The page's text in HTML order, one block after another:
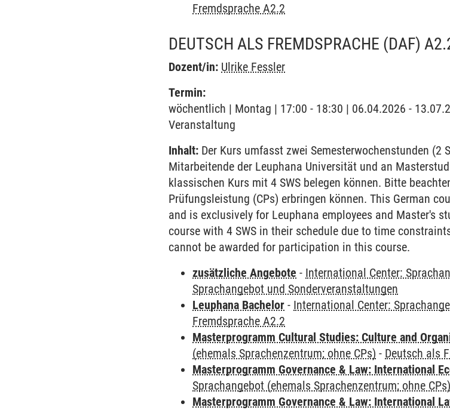
Fremdsprache A2.2
DEUTSCH ALS FREMDSPRACHE (DAF)
Dozent/in: Ulrike Fessler
Termin:
wöchentlich | Montag | 17:00 - 18:30 | 06.04.2026 -
Veranstaltung
Inhalt: Der Kurs umfasst zwei Semesterwochenstunden
Mitarbeitende der Leuphana Universität und an
klassischen Kurs mit 4 SWS belegen können. Bitte
Prüfungsleistung (CPs) erbringen können. This German
and is exclusively for Leuphana employees and Master's
course with 4 SWS in their schedule due to time
cannot be awarded for participation in this course.
zusätzliche Angebote - International Center:
Sprachangebot und Sonderveranstaltungen
Leuphana Bachelor - International Center:
Fremdsprache A2.2
Masterprogramm Cultural Studies: Culture and
(ehemals Sprachenzentrum; ohne CPs) - Deutsch als
Masterprogramm Governance & Law: International
Sprachangebot (ehemals Sprachenzentrum; ohne CPs)
Masterprogramm Governance & Law: International